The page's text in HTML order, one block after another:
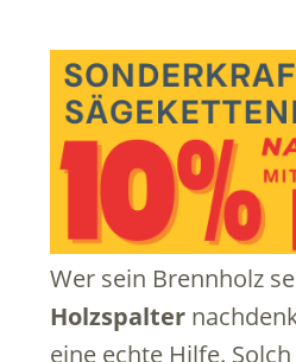
Wer sein Brennholz
Holzspalter
eine echte Hilfe.